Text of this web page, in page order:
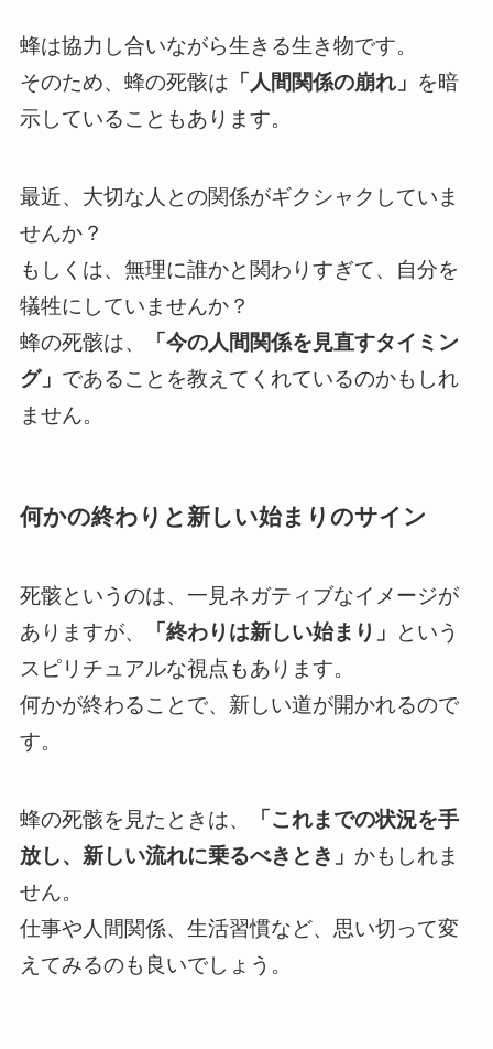
蜂は協力し合いながら生きる生き物です。
そのため、蜂の死骸は 「人間関係の崩れ」 を暗
示していることもあります。
最近、大切な人との関係がギクシャクしていま
せんか？
もしくは、無理に誰かと関わりすぎて、自分を
犠牲にしていませんか？
蜂の死骸は、
「今の人間関係を見直すタイミン
グ」 であることを教えてくれているのかもしれ
ません。
何かの終わりと新しい始まりのサイン
死骸というのは、一見ネガティブなイメージが
ありますが、
「終わりは新しい始まり」
という
スピリチュアルな視点もあります。
何かが終わることで、新しい道が開かれるので
す。
蜂の死骸を見たときは、
「これまでの状況を手
放し、新しい流れに乗るべきとき」 かもしれま
せん。
仕事や人間関係、生活習慣など、思い切って変
えてみるのも良いでしょう。